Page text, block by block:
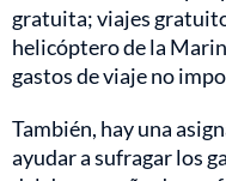
gratuita; viajes
helicóptero de la
gastos de viaje no
También, hay una
ayudar a sufragar los